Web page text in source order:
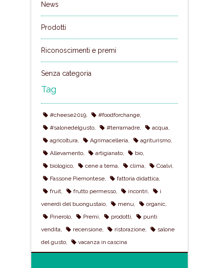
News
Prodotti
Riconoscimenti e premi
Senza categoria
Tag
#cheese2019
#foodforchange
#salonedelgusto
#terramadre
acqua
agricoltura
Agrimacelleria
agriturismo
Allevamento
artigianato
bio
biologico
cene a tema clima
Coalvi
Fassone Piemontese
fattoria didattica
fruit
frutto permesso incontri
i
venerdì del buongustaio
menu
organic
Pinerolo
Premi prodotti
punti
vendita
recensione ristorazione
salone
del gusto
vacanza in cascina